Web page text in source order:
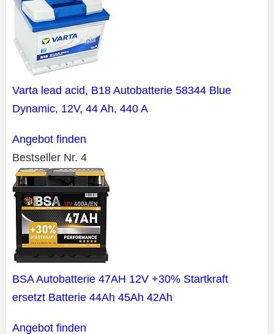
Varta lead acid, B18 Autobatterie 58344 Blue
Dynamic, 12V, 44 Ah, 440 A
Angebot finden
Bestseller Nr. 4
BSA Autobatterie 47AH 12V +30% Startkraft
ersetzt Batterie 44Ah 45Ah 42Ah
Angebot finden